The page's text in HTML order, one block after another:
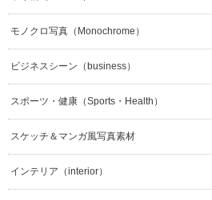
モノクロ写真（Monochrome）
ビジネスシーン（business）
スポーツ・健康（Sports・Health）
スケッチ＆マンガ風写真素材
インテリア（interior）